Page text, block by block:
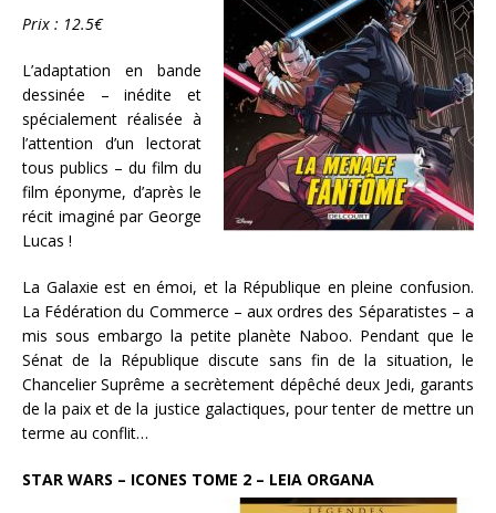
Prix : 12.5€
L’adaptation en bande
dessinée – inédite et
spécialement réalisée à
l’attention d’un lectorat
tous publics – du film du
film éponyme, d’après le
récit imaginé par George
Lucas !
La Galaxie est en émoi, et la République en pleine confusion.
La Fédération du Commerce – aux ordres des Séparatistes – a
mis sous embargo la petite planète Naboo. Pendant que le
Sénat de la République discute sans fin de la situation, le
Chancelier Suprême a secrètement dépêché deux Jedi, garants
de la paix et de la justice galactiques, pour tenter de mettre un
terme au conflit…
STAR WARS – ICONES TOME 2 – LEIA ORGANA